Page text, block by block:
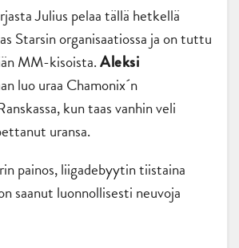
Julius pelaa tällä hetkellä
Starsin organisaatiossa ja on tuttu
MM-kisoista.Aleksi
luo uraa Chamonix´n
kun taas vanhin veli
uransa.
painos, liigadebyytin tiistaina
saanut luonnollisesti neuvoja